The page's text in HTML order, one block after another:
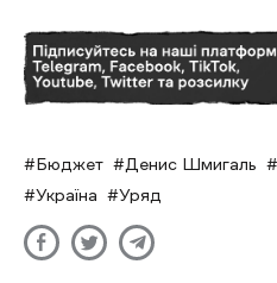
Бюджет Денис Шмигаль
Україна
Уряд